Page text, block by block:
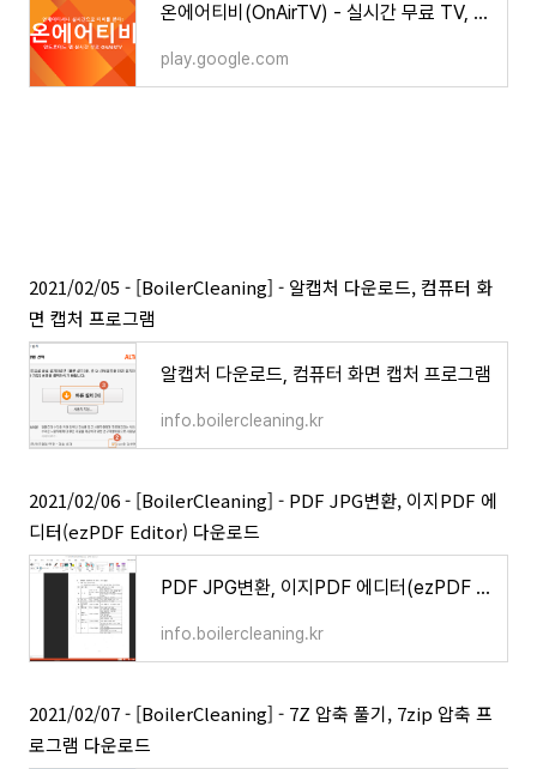
온에어티비(OnAirTV) - 실시간 무료 TV, 지상파, 종편, 케이블 방송 - Google Play 앱
play.google.com
2021/02/05 - [BoilerCleaning] - 알캡처 다운로드, 컴퓨터 화
면 캡처 프로그램
알캡처 다운로드, 컴퓨터 화면 캡처 프로그램
info.boilercleaning.kr
2021/02/06 - [BoilerCleaning] - PDF JPG변환, 이지PDF 에
디터(ezPDF Editor) 다운로드
PDF JPG변환, 이지PDF 에디터(ezPDF Editor) 다운로드
info.boilercleaning.kr
2021/02/07 - [BoilerCleaning] - 7Z 압축 풀기, 7zip 압축 프
로그램 다운로드